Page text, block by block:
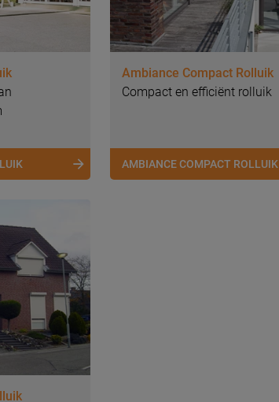
Ambiance Compact Rolluik
Compact en efficiënt rolluik
AMBIANCE COMPACT ROLLUIK